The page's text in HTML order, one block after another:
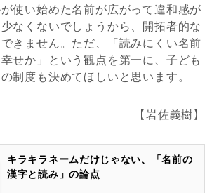
使い始めた名前が広がって違和感が
なくないでしょうから、開拓者的な
きません。ただ、「読みにくい名前
せか」という観点を第一に、子ども
制度も決めてほしいと思います。
【岩佐義樹】
キラキラネームだけじゃない、「名前の
漢字と読み」の論点